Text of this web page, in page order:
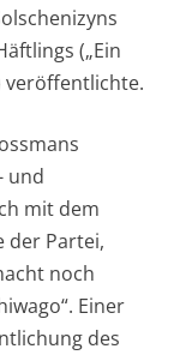
(„Ein
veröffentlichte.
und
mit dem
der Partei,
noch
Einer
des